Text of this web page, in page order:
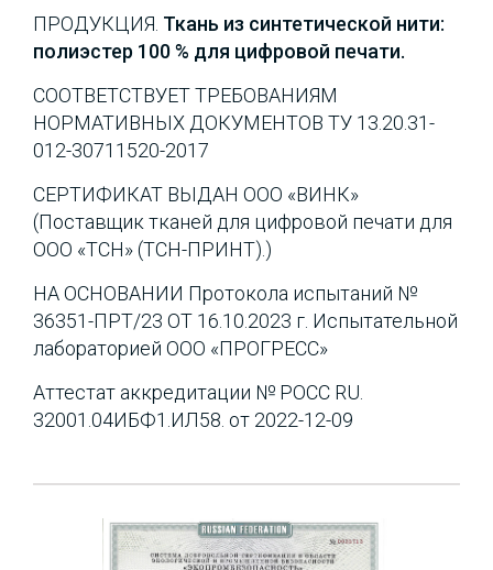
ПРОДУКЦИЯ. Ткань из синтетической нити:
полиэстер 100 % для цифровой печати.
СООТВЕТСТВУЕТ ТРЕБОВАНИЯМ
НОРМАТИВНЫХ ДОКУМЕНТОВ ТУ 13.20.31-
012-30711520-2017
СЕРТИФИКАТ ВЫДАН ООО «ВИНК»
(Поставщик тканей для цифровой печати для
ООО «ТСН» (ТСН-ПРИНТ).)
НА ОСНОВАНИИ Протокола испытаний №
36351-ПРТ/23 ОТ 16.10.2023 г. Испытательной
лабораторией ООО «ПРОГРЕСС»
Аттестат аккредитации № РОСС RU.
32001.04ИБФ1.ИЛ58. от 2022-12-09